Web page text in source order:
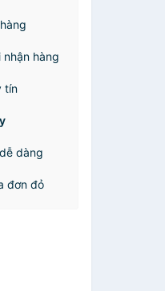
nhận hàng
tín
dàng
đơn đỏ